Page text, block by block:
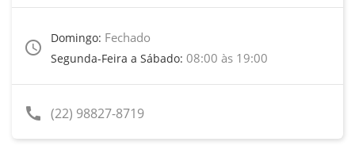
access_time
Domingo: Fechado
Segunda-Feira a Sábado: 08:00 às 19:00
call (22) 98827-8719